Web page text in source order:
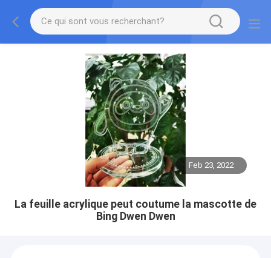
Feb 23, 2022
La feuille acrylique peut coutume la mascotte de
Bing Dwen Dwen